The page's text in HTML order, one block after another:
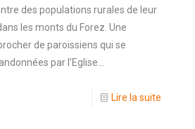
des populations rurales de leur
les monts du Forez. Une
de paroissiens qui se
par l’Eglise…
Lire la suite